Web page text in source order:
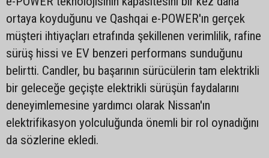
ortaya koyduğunu ve Qashqai e-POWER'ın gerçek
müşteri ihtiyaçları etrafında şekillenen verimlilik, rafine
sürüş hissi ve EV benzeri performans sunduğunu
belirtti. Candler, bu başarının sürücülerin tam elektrikli
bir geleceğe geçişte elektrikli sürüşün faydalarını
deneyimlemesine yardımcı olarak Nissan'ın
elektrifikasyon yolculuğunda önemli bir rol oynadığını
da sözlerine ekledi.